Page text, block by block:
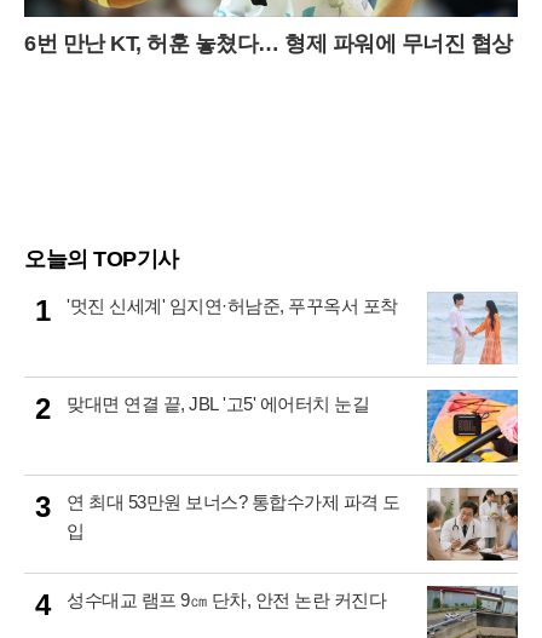
6번 만난 KT, 허훈 놓쳤다… 형제 파워에 무너진 협상
오늘의 TOP기사
1 '멋진 신세계' 임지연·허남준, 푸꾸옥서 포착
2 맞대면 연결 끝, JBL '고5' 에어터치 눈길
3
연 최대 53만원 보너스? 통합수가제 파격 도
입
4 성수대교 램프 9㎝ 단차, 안전 논란 커진다